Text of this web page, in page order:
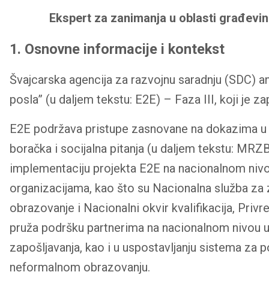
Ekspert za zanimanja u oblasti
1. Osnovne informacije i kontekst
Švajcarska agencija za razvojnu saradnju (SDC)
posla” (u daljem tekstu: E2E) – Faza III, koji je
E2E podržava pristupe zasnovane na dokazima
boračka i socijalna pitanja (u daljem tekstu:
implementaciju projekta E2E na nacionalnom
organizacijama, kao što su Nacionalna služba
obrazovanje i Nacionalni okvir kvalifikacija,
pruža podršku partnerima na nacionalnom
zapošljavanja, kao i u uspostavljanju sistema za
neformalnom obrazovanju.